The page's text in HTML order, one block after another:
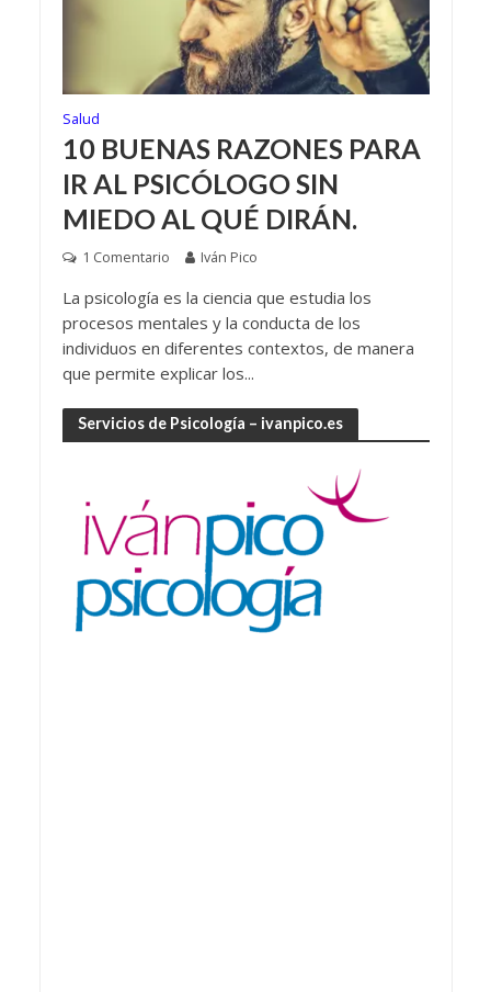
Salud
10 BUENAS RAZONES PARA
IR AL PSICÓLOGO SIN
MIEDO AL QUÉ DIRÁN.
1 Comentario Iván Pico
La psicología es la ciencia que estudia los
procesos mentales y la conducta de los
individuos en diferentes contextos, de manera
que permite explicar los...
Servicios de Psicología – ivanpico.es